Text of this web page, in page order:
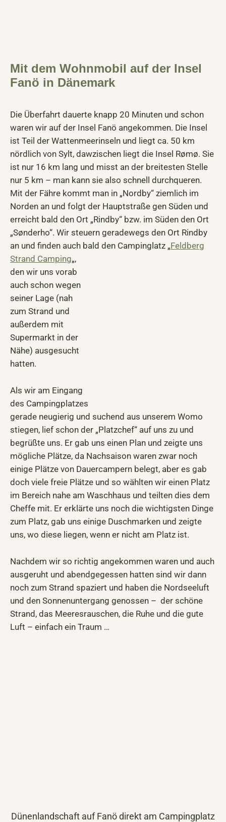
Mit dem Wohnmobil auf der Insel
Fanö in Dänemark
Die Überfahrt dauerte knapp 20 Minuten und schon
waren wir auf der Insel Fanö angekommen. Die Insel
ist Teil der Wattenmeerinseln und liegt ca. 50 km
nördlich von Sylt, dawzischen liegt die Insel Rømø. Sie
ist nur 16 km lang und misst an der breitesten Stelle
nur 5 km – man kann sie also schnell durchqueren.
Mit der Fähre kommt man in „Nordby“ ziemlich im
Norden an und folgt der Hauptstraße gen Süden und
erreicht bald den Ort „Rindby“ bzw. im Süden den Ort
„Sønderho“. Wir steuern geradewegs den Ort Rindby
an und finden auch bald den Campinglatz „Feldberg
Strand Camping„,
den wir uns vorab
auch schon wegen
seiner Lage (nah
zum Strand und
außerdem mit
Supermarkt in der
Nähe) ausgesucht
hatten.
Als wir am Eingang
des Campingplatzes
gerade neugierig und suchend aus unserem Womo
stiegen, lief schon der „Platzchef“ auf uns zu und
begrüßte uns. Er gab uns einen Plan und zeigte uns
mögliche Plätze, da Nachsaison waren zwar noch
einige Plätze von Dauercampern belegt, aber es gab
doch viele freie Plätze und so wählten wir einen Platz
im Bereich nahe am Waschhaus und teilten dies dem
Cheffe mit. Er erklärte uns noch die wichtigsten Dinge
zum Platz, gab uns einige Duschmarken und zeigte
uns, wo diese liegen, wenn er nicht am Platz ist.
Nachdem wir so richtig angekommen waren und auch
ausgeruht und abendgegessen hatten sind wir dann
noch zum Strand spaziert und haben die Nordseeluft
und den Sonnenuntergang genossen – der schöne
Strand, das Meeresrauschen, die Ruhe und die gute
Luft – einfach ein Traum …
Dünenlandschaft auf Fanö direkt am Campingplatz